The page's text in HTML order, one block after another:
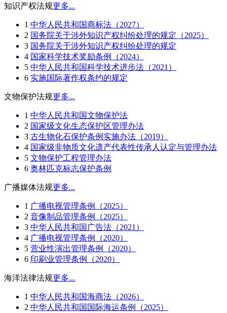
知识产权法规更多...
1 中华人民共和国商标法（2027）
2 国务院关于涉外知识产权纠纷处理的规定（2025）
3 国务院关于涉外知识产权纠纷处理的规定
4 国家科学技术奖励条例（2024）
5 中华人民共和国科学技术进步法（2021）
6 实施国际著作权条约的规定
文物保护法规更多...
1 中华人民共和国文物保护法
2 国家级文化生态保护区管理办法
3 古生物化石保护条例实施办法（2019）
4 国家级非物质文化遗产代表性传承人认定与管理办法
5 文物保护工程管理办法
6 奥林匹克标志保护条例
广播媒体法规更多...
1 广播电视管理条例（2025）
2 音像制品管理条例（2025）
3 中华人民共和国广告法（2021）
4 广播电视管理条例（2020）
5 营业性演出管理条例（2020）
6 印刷业管理条例（2020）
海洋法律法规更多...
1 中华人民共和国海商法（2026）
2 中华人民共和国国际海运条例（2025）